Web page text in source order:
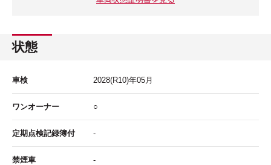
状態
車検 2028(R10)年05 月
ワンオーナー ○
定期点検記録簿付 -
禁煙車 -